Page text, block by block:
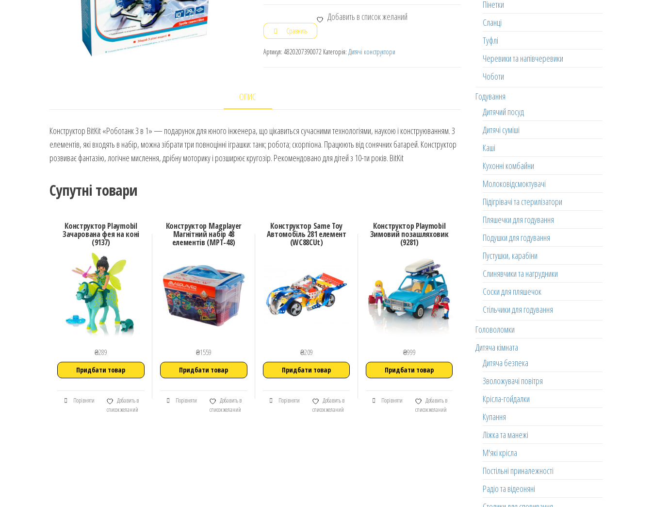
Добавить в список желаний
Сравнить
Артикул: 4820207390072 Категорія: Дитячі конструктори
ОПИС
Конструктор BitKit «Роботанк 3 в 1» — подарунок для юного інженера, що цікавиться сучасними технологіями, наукою і конструюванням. З
елементів, які входять в набір, можна зібрати три повноцінні іграшки: танк; робота; скорпіона. Працюють від сонячних батарей. Конструктор
розвиває фантазію, логічне мислення, дрібну моторику і розширює кругозір. Рекомендовано для дітей з 10-ти років. BitKit
Супутні товари
Конструктор Playmobil
Зачарована фея на коні
(9137)
₴289
Придбати товар
Порівняти
Добавить в
список желаний
Конструктор Magplayer
Магнітний набір 48
елементів (MPT-48)
₴1559
Придбати товар
Порівняти
Добавить в
список желаний
Конструктор Same Toy
Автомобіль 281 елемент
(WC88CUt)
₴209
Придбати товар
Порівняти
Добавить в
список желаний
Конструктор Playmobil
Зимовий позашляховик
(9281)
₴999
Придбати товар
Порівняти
Добавить в
список желаний
Пінетки
Сланці
Туфлі
Черевики та напівчеревики
Чоботи
Годування
Дитячий посуд
Дитячі суміші
Каші
Кухонні комбайни
Молоковідсмоктувачі
Підігрівачі та стерилізатори
Пляшечки для годування
Подушки для годування
Пустушки, карабіни
Слинявчики та нагрудники
Соски для пляшечок
Стільчики для годування
Головоломки
Дитяча кімната
Дитяча безпека
Зволожувачі повітря
Крісла-гойдалки
Купання
Ліжка та манежі
М'які крісла
Постільні приналежності
Радіо та відеоняні